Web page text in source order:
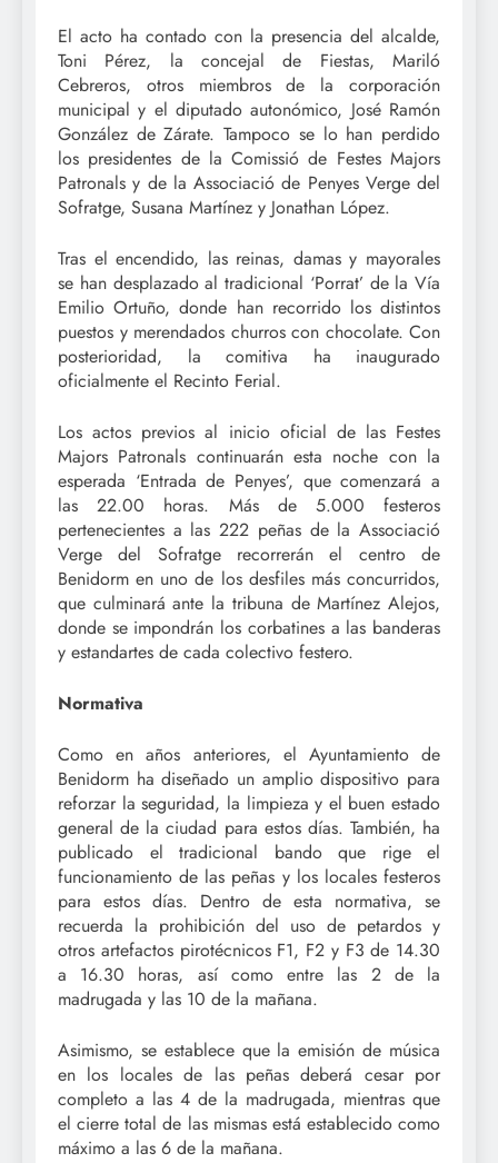
El acto ha contado con la presencia del alcalde,
Toni Pérez, la concejal de Fiestas, Mariló
Cebreros, otros miembros de la corporación
municipal y el diputado autonómico, José Ramón
González de Zárate. Tampoco se lo han perdido
los presidentes de la Comissió de Festes Majors
Patronals y de la Associació de Penyes Verge del
Sofratge, Susana Martínez y Jonathan López.
Tras el encendido, las reinas, damas y mayorales
se han desplazado al tradicional ‘Porrat’ de la Vía
Emilio Ortuño, donde han recorrido los distintos
puestos y merendados churros con chocolate. Con
posterioridad, la comitiva ha inaugurado
oficialmente el Recinto Ferial.
Los actos previos al inicio oficial de las Festes
Majors Patronals continuarán esta noche con la
esperada ‘Entrada de Penyes’, que comenzará a
las 22.00 horas. Más de 5.000 festeros
pertenecientes a las 222 peñas de la Associació
Verge del Sofratge recorrerán el centro de
Benidorm en uno de los desfiles más concurridos,
que culminará ante la tribuna de Martínez Alejos,
donde se impondrán los corbatines a las banderas
y estandartes de cada colectivo festero.
Normativa
Como en años anteriores, el Ayuntamiento de
Benidorm ha diseñado un amplio dispositivo para
reforzar la seguridad, la limpieza y el buen estado
general de la ciudad para estos días. También, ha
publicado el tradicional bando que rige el
funcionamiento de las peñas y los locales festeros
para estos días. Dentro de esta normativa, se
recuerda la prohibición del uso de petardos y
otros artefactos pirotécnicos F1, F2 y F3 de 14.30
a 16.30 horas, así como entre las 2 de la
madrugada y las 10 de la mañana.
Asimismo, se establece que la emisión de música
en los locales de las peñas deberá cesar por
completo a las 4 de la madrugada, mientras que
el cierre total de las mismas está establecido como
máximo a las 6 de la mañana.